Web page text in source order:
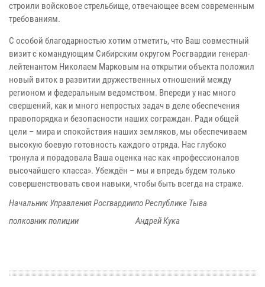
строили войсковое стрельбище, отвечающее всем современным
требованиям.
С особой благодарностью хотим отметить, что Ваш совместный
визит с командующим Сибирским округом Росгвардии генерал-
лейтенантом Николаем Марковым на открытии объекта положил
новый виток в развитии дружественных отношений между
регионом и федеральным ведомством. Впереди у нас много
свершений, как и много непростых задач в деле обеспечения
правопорядка и безопасности наших сограждан. Ради общей
цели – мира и спокойствия наших земляков, мы обеспечиваем
высокую боевую готовность каждого отряда. Нас глубоко
тронула и порадовала Ваша оценка нас как «профессионалов
высочайшего класса». Убеждён – мы и впредь будем только
совершенствовать свои навыки, чтобы быть всегда на страже.
Начальник Управления Росгвардиипо Республике Тыва
полковник полиции Андрей Кука